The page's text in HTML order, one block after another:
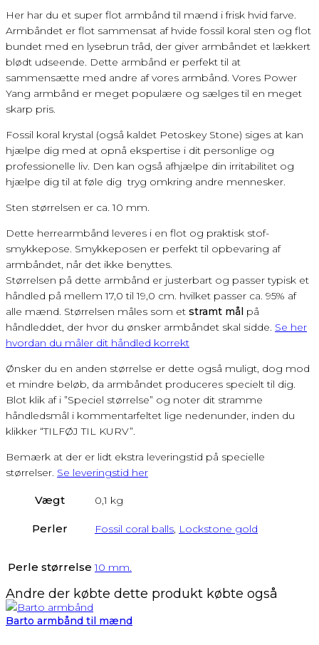
Her har du et super flot armbånd til mænd i frisk hvid farve.
Armbåndet er flot sammensat af hvide fossil koral sten og flot
bundet med en lysebrun tråd, der giver armbåndet et lækkert
blødt udseende. Dette armbånd er perfekt til at
sammensætte med andre af vores armbånd. Vores Power
Yang armbånd er meget populære og sælges til en meget
skarp pris.
Fossil koral krystal (også kaldet Petoskey Stone) siges at kan
hjælpe dig med at opnå ekspertise i dit personlige og
professionelle liv. Den kan også afhjælpe din irritabilitet og
hjælpe dig til at føle dig tryg omkring andre mennesker.
Sten størrelsen er ca. 10 mm.
Dette herrearmbånd leveres i en flot og praktisk stof-
smykkepose. Smykkeposen er perfekt til opbevaring af
armbåndet, når det ikke benyttes.
Størrelsen på dette armbånd er justerbart og passer typisk et
håndled på mellem 17,0 til 19,0 cm. hvilket passer ca. 95% af
alle mænd. Størrelsen måles som et stramt mål på
håndleddet, der hvor du ønsker armbåndet skal sidde. Se her
hvordan du måler dit håndled korrekt
Ønsker du en anden størrelse er dette også muligt, dog mod
et mindre beløb, da armbåndet produceres specielt til dig.
Blot klik af i ”Speciel størrelse” og noter dit stramme
håndledsmål i kommentarfeltet lige nedenunder, inden du
klikker “TILFØJ TIL KURV”.
Bemærk at der er lidt ekstra leveringstid på specielle
størrelser. Se leveringstid her
Vægt 0,1 kg
Perler Fossil coral balls, Lockstone gold
Perle størrelse 10 mm.
Andre der købte dette produkt købte også
Barto armbånd til mænd